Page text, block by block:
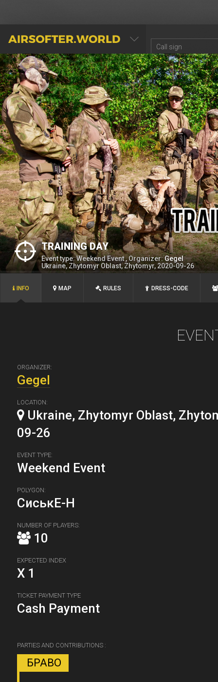
AIRSOFTER.WORLD
TRAINING DAY
Event type: Weekend Event , Organizer:Gegel
Ukraine, Zhytomyr Oblast, Zhytomyr, 2020-09-26
INFO MAP RULES DRESS-CODE
ORGANIZER:
Gegel
LOCATION:
Ukraine, Zhytomyr Oblast,
09-26
EVENT TYPE:
Weekend Event
POLYGON:
СиськЕ-Н
NUMBER OF PLAYERS:
10
EXPECTED INDEX
X 1
TICKET PAYMENT TYPE
Cash Payment
PARTIES AND CONTRIBUTIONS :
БРАВО